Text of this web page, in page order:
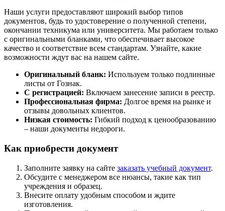
Наши услуги предоставляют широкий выбор типов
документов, будь то удостоверение о полученной степени,
окончании техникума или университета. Мы работаем только
с оригинальными бланками, что обеспечивает высокое
качество и соответствие всем стандартам. Узнайте, какие
возможности ждут вас на нашем сайте.
Оригинальный бланк: Используем только подлинные
листы от Гознак.
С регистрацией: Включаем занесение записи в реестр.
Профессиональная фирма: Долгое время на рынке и
отзывы довольных клиентов.
Низкая стоимость: Гибкий подход к ценообразованию
– наши документы недороги.
Как приобрести документ
Заполните заявку на сайте заказать учебный документ.
Обсудите с менеджером все нюансы, такие как тип
учреждения и образец.
Внесите оплату удобным способом и ждите
изготовления.